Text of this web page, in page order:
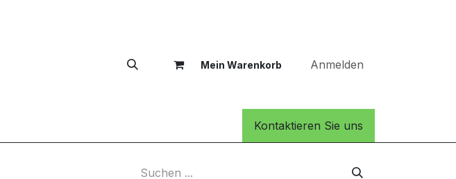
Mein Warenkorb Anmelden
Kontaktieren Sie uns